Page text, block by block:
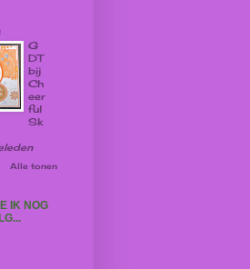
G
DT
bij
Ch
eer
ful
Sk
Alle tonen
IK NOG